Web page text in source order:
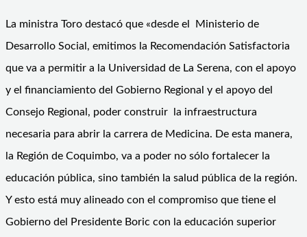
La ministra Toro destacó que «desde el Ministerio de
Desarrollo Social, emitimos la Recomendación Satisfactoria
que va a permitir a la Universidad de La Serena, con el apoyo
y el financiamiento del Gobierno Regional y el apoyo del
Consejo Regional, poder construir la infraestructura
necesaria para abrir la carrera de Medicina. De esta manera,
la Región de Coquimbo, va a poder no sólo fortalecer la
educación pública, sino también la salud pública de la región.
Y esto está muy alineado con el compromiso que tiene el
Gobierno del Presidente Boric con la educación superior